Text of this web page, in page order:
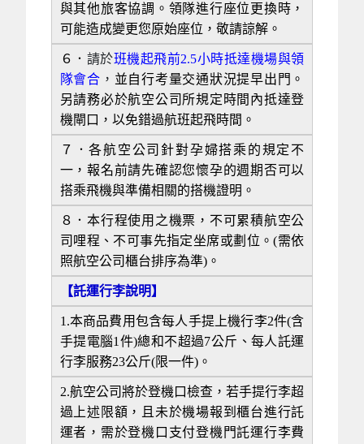
與其他旅客協調。領隊進行座位更換時，
可能造成變更您原始座位，敬請諒解。
６． 請於班機起飛前2.5小時抵達機場與領
隊會合 ， 並自行考量交通狀況提早出門。
另請務必於航空公司所規定時間內抵達登
機閘口，以免錯過航班起飛時間。
７．各航空公司針對孕婦搭乘的規定不
一，報名前請先確認您懷孕的週期否可以
搭乘飛機與準備相關的搭機證明。
８．本行程使用之機票，不可累積航空公
司哩程、不可事先指定坐席或劃位。(需依
照航空公司櫃台排序為準)。
【託運行李說明】
1.本商品費用包含每人手提上機行李2件(含
手提電腦1件)總和不超過7公斤、每人託運
行李服務23公斤(限一件)。
2.航空公司將於登機口檢查，若手提行李超
過上述限額，且未於機場報到櫃台進行託
運者，需於登機口支付登機門託運行李費